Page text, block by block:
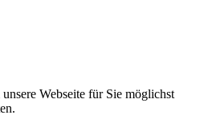
Webseite für Sie möglichst